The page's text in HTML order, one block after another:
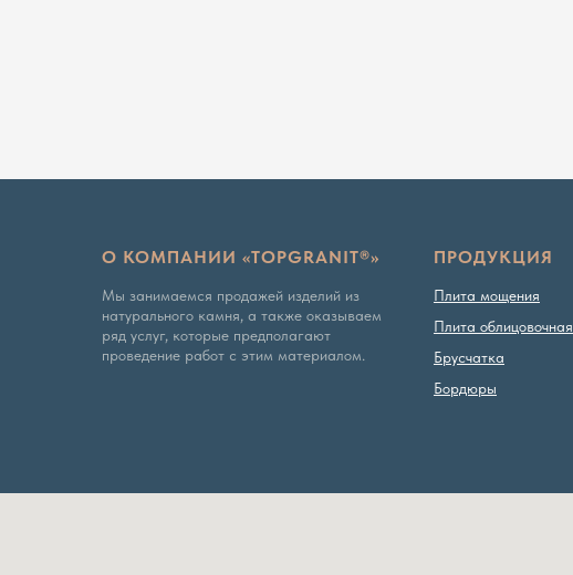
О КОМПАНИИ «TOPGRANIT®»
Мы занимаемся продажей изделий из
натурального камня, а также оказываем
ряд услуг, которые предполагают
проведение работ с этим материалом.
ПРОДУКЦИЯ
Плита мощения
Плита облицовочная
Брусчатка
Бордюры